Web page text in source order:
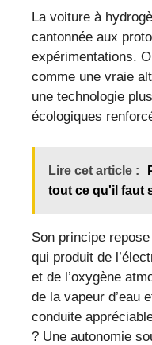
La voiture à
cantonnée aux
expérimentations.
comme une vraie
une technologie
écologiques
Lire cet article :
tout ce qu'il faut
Son principe
qui produit de
et de l’oxygène
de la vapeur d’eau
conduite
? Une autonomie